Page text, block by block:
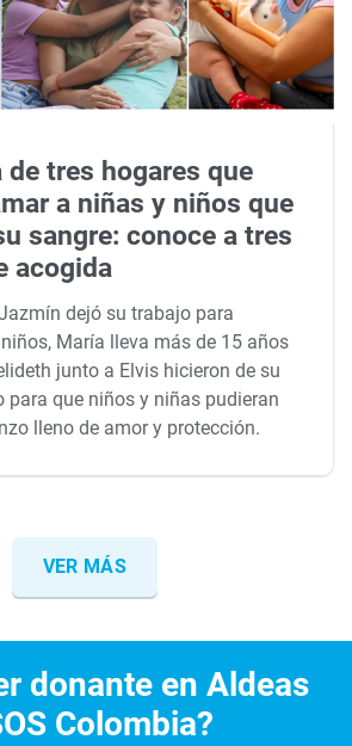
de tres hogares que
a niñas y niños que
sangre: conoce a tres
acogida
dejó su trabajo para
María lleva más de 15 años
junto a Elvis hicieron de su
para que niños y niñas pudieran
lleno de amor y protección.
VER MÁS
donante en Aldeas
Colombia?